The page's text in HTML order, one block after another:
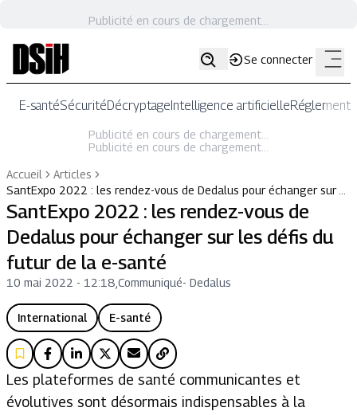
Publicité en cours de chargement...
Se connecter
E-santéSécuritéDécryptageIntelligence artificielle
Publicité en cours de chargement...
Publicité en cours de chargement...
Accueil
Articles
SantExpo 2022 : les rendez-vous de Dedalus pour échanger sur …
SantExpo 2022 : les rendez-vous de
Dedalus pour échanger sur les défis du
futur de la e-santé
10 mai 2022 - 12:18 Communiqué- Dedalus
International E-santé
Les plateformes de santé communicantes et
évolutives sont désormais indispensables à la